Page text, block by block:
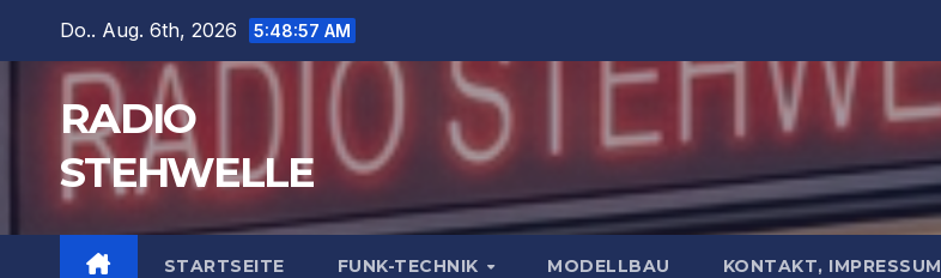
springen
Do.. Aug. 6th, 2026 5:48:58 AM
RADIO
STEHWELLE
STARTSEITE FUNK-TECHNIK MODELLBAU KONTAKT, IMPRESSUM